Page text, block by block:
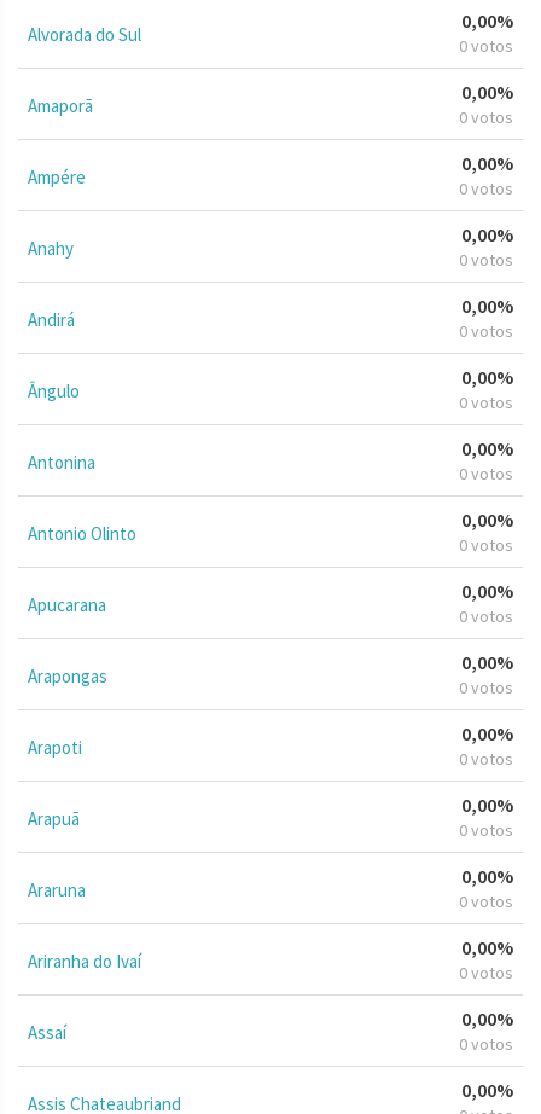
Alvorada do Sul
0,00%
0 votos
Amaporã
0,00%
0 votos
Ampére
0,00%
0 votos
Anahy
0,00%
0 votos
Andirá
0,00%
0 votos
Ângulo
0,00%
0 votos
Antonina
0,00%
0 votos
Antonio Olinto
0,00%
0 votos
Apucarana
0,00%
0 votos
Arapongas
0,00%
0 votos
Arapoti
0,00%
0 votos
Arapuã
0,00%
0 votos
Araruna
0,00%
0 votos
Ariranha do Ivaí
0,00%
0 votos
Assaí
0,00%
0 votos
Assis Chateaubriand
0,00%